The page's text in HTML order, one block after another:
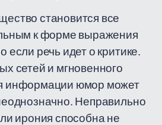
становится все
к форме выражения
речь идет о критике.
сетей и мгновенного
информации юмор может
Неправильно
ирония способна не